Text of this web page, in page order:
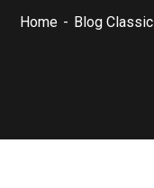
Home Blog Classic